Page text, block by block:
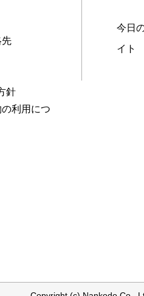
針
利用につ
今日
イト